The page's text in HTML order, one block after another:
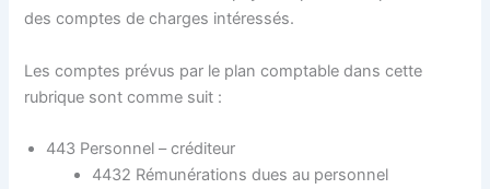
des comptes de charges intéressés.
Les comptes prévus par le plan comptable dans cette
rubrique sont comme suit :
443 Personnel – créditeur
4432 Rémunérations dues au personnel